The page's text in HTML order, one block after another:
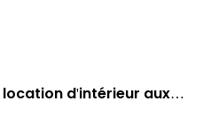
location d'intérieur aux